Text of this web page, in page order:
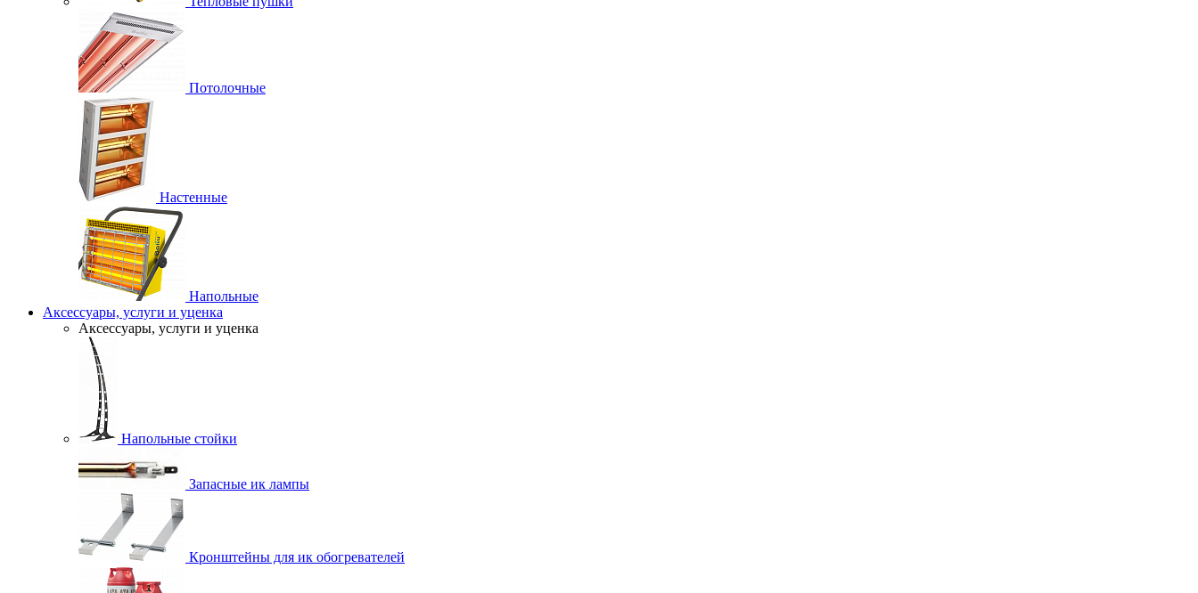
Потолочные
Настенные
Напольные
Аксессуары, услуги и уценка
Аксессуары, услуги и уценка
Напольные стойки
Запасные ик лампы
Кронштейны для ик обогревателей